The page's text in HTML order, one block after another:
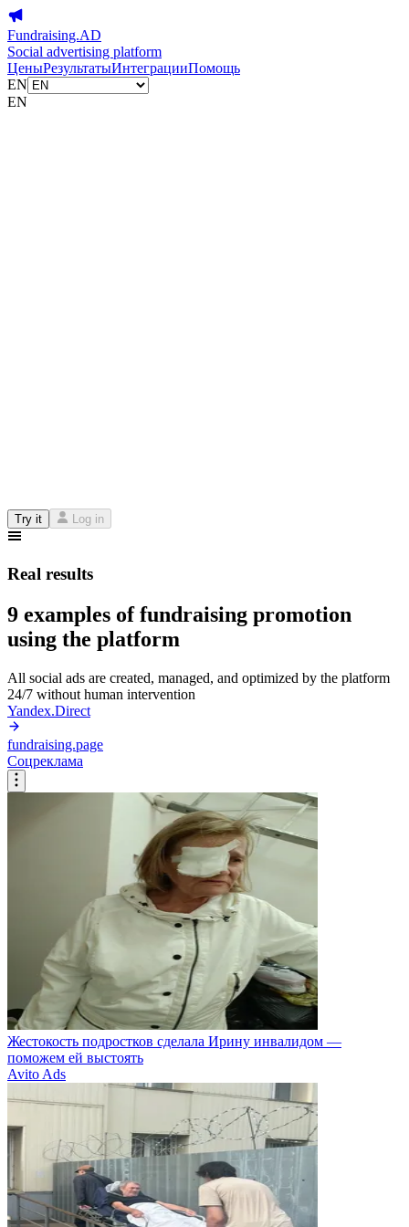
Fundraising.AD
Social advertising platform
ЦеныРезультатыИнтеграцииПомощь
EN
EN
Try it Log in
Real results
9 examples of fundraising promotion
using the platform
All social ads are created, managed, and optimized by the platform
24/7 without human intervention
Yandex.Direct
fundraising.page
Соцреклама
Жестокость подростков сделала Ирину инвалидом —
поможем ей выстоять
Avito Ads